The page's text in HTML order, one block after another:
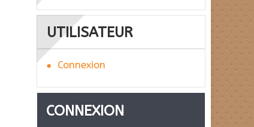
UTILISATEUR
Connexion
CONNEXION